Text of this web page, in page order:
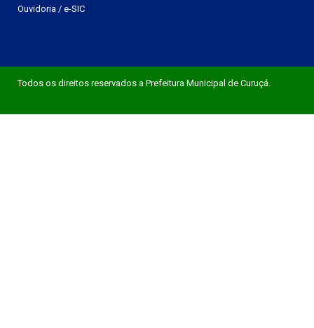
Ouvidoria / e-SIC
Todos os direitos reservados a Prefeitura Municipal de Curuçá.